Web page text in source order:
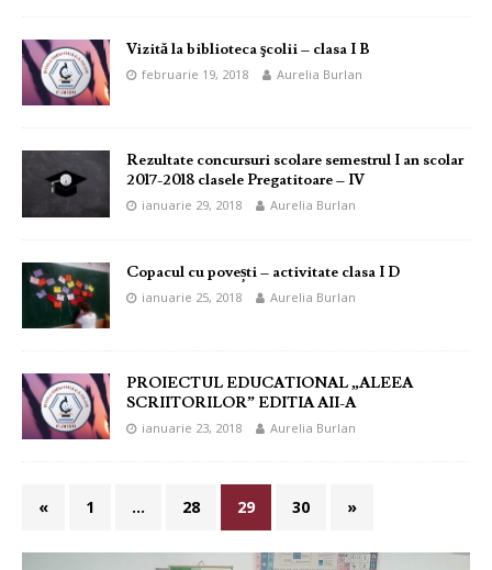
Vizitǎ la biblioteca şcolii – clasa I B
februarie 19, 2018 Aurelia Burlan
Rezultate concursuri scolare semestrul I an scolar
2017-2018 clasele Pregatitoare – IV
ianuarie 29, 2018 Aurelia Burlan
Copacul cu povești – activitate clasa I D
ianuarie 25, 2018 Aurelia Burlan
PROIECTUL EDUCATIONAL „ALEEA
SCRIITORILOR” EDITIA AII-A
ianuarie 23, 2018 Aurelia Burlan
« 1 … 28 29 30 »